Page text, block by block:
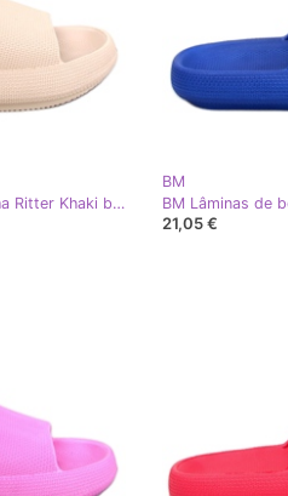
BM Corrediças de borracha Ritter Khaki bege
BM
21,05 €